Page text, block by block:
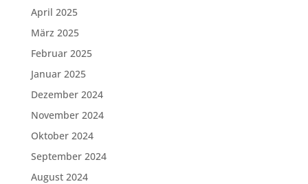
April 2025
März 2025
Februar 2025
Januar 2025
Dezember 2024
November 2024
Oktober 2024
September 2024
August 2024